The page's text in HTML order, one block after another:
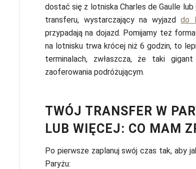
dostać się z lotniska Charles de Gaulle lub
transferu, wystarczający na wyjazddo
przypadają na dojazd. Pomijamy też
na lotnisku trwa krócej niż 6 godzin, to
terminalach, zwłaszcza, że ​​taki
zaoferowania podróżującym.
TWÓJ TRANSFER W
LUB WIĘCEJ: CO MAM
Po pierwsze zaplanuj swój czas tak, aby
Paryżu: